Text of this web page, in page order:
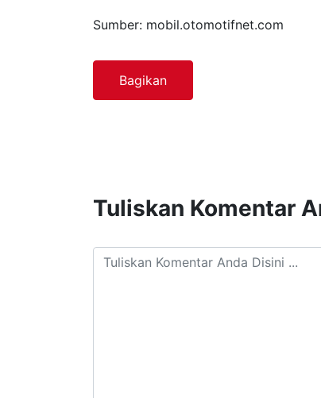
Sumber: mobil.otomotifnet.com
Bagikan
Tuliskan Komentar